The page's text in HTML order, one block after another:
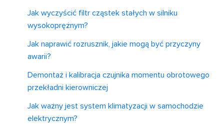
Jak wyczyścić filtr cząstek stałych w silniku
wysokoprężnym?
Jak naprawić rozrusznik, jakie mogą być przyczyny
awarii?
Demontaż i kalibracja czujnika momentu obrotowego
przekładni kierowniczej
Jak ważny jest system klimatyzacji w samochodzie
elektrycznym?